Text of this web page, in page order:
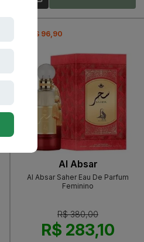
-R$ 96,90
Al Absar
Al Absar Saher Eau De Parfum
Feminino
R$ 380,00
R$ 283,10